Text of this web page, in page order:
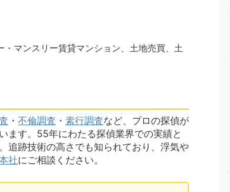
マンスリー賃貸マンション、土地売買、土
・ 不倫調査 ・ 素行調査など、プロの探偵が
ます。55年にわたる探偵業界での実績と
追跡技術の高さでも知られており、浮気や
社にご相談ください。